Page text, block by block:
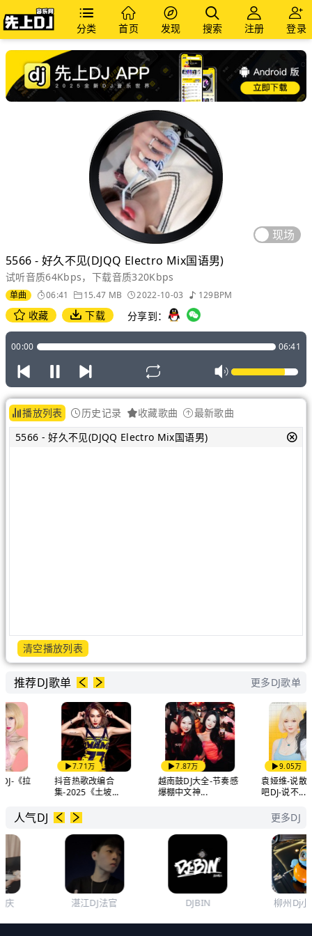
分类 首页 发现 搜索 注册 登录
现场
5566 - 好久不见(DJQQ Electro Mix国语男)
试听音质64Kbps，下载音质320Kbps
单曲 06:41 15.47 MB 2022-10-03 129BPM
收藏 下载 分享到：
00:00 06:41
播放列表 历史记录 收藏歌曲
最新歌曲
5566 - 好久不见(DJQQ Electro Mix国语男)
清空播放列表
推荐DJ歌单 更多DJ歌单
拉
7.71万
抖音热歌改编合
集-2025《土坡...
7.87万
越南鼓DJ大全-节奏感
爆棚中文神...
9.05万
袁娅维-说散就
吧DJ-说不...
人气DJ 更多DJ
湛江DJ法官 DJBIN 柳州Dj小米